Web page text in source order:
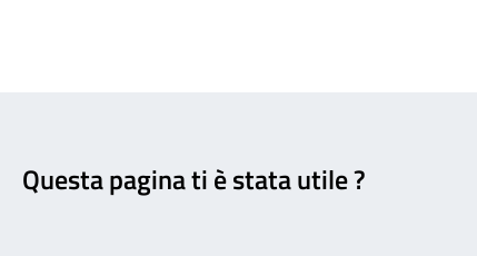
Questa pagina ti è stata utile ?